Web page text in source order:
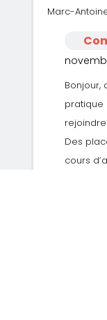
Marc-
Bonjour,
pratique
Des
cours